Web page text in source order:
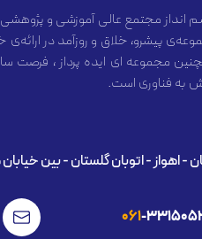
انداز مجتمع عالی آموزشی و
پیشرو، خلاق و روزآمد در
مجموعه ای ایده پرداز ، فرصت
به فناوری است.
- اهواز - اتوبان گلستان - بين
061-